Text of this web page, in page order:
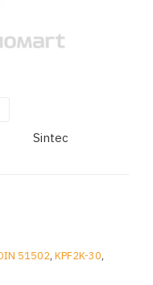
Sintec
51502, KPF2K-30,